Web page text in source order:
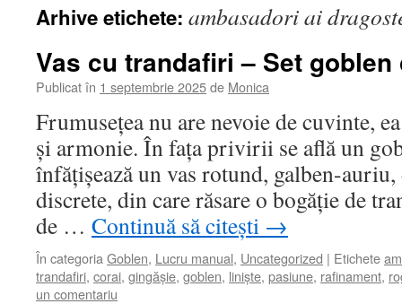
Arhive etichete: ambasadori ai
Vas cu trandafiri – Set
Publicat în 1 septembrie 2025de Monica
Frumusețea nu are nevoie de cuvinte,
și armonie. În fața privirii se află un
înfățișează un vas rotund, galben-
discrete, din care răsare o bogăție de
de … Continuă să citești →
În categoria Goblen, Lucru manual, Uncategorized | Etichete
trandafiri, corai, gingășie, goblen, liniște, pasiune, rafinament,
un comentariu